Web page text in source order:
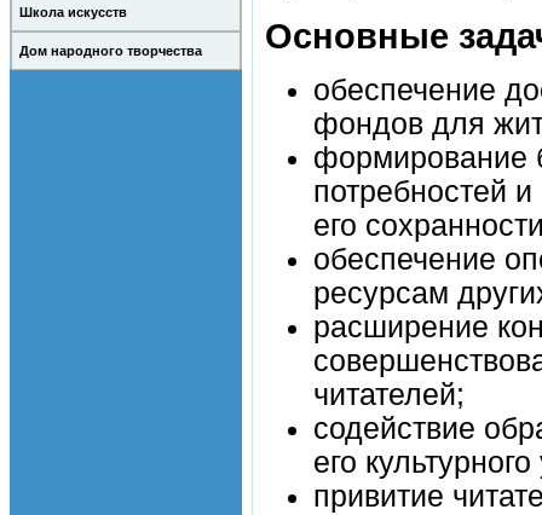
Школа искусств
Дом народного творчества Основные
обеспечение
фондов для
формирование
потребностей
его
обеспечение
ресурсам
расширение
читателей;
содействие
его
привитие